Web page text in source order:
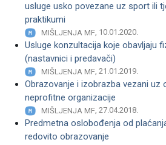
usluge usko povezane uz sport ili
praktikumi
MIŠLJENJA MF, 10.01.2020.
Usluge konzultacija koje obavljaju
(nastavnici i predavači)
MIŠLJENJA MF, 21.01.2019.
Obrazovanje i izobrazba vezani uz
neprofitne organizacije
MIŠLJENJA MF, 27.04.2018.
Predmetna oslobođenja od
redovito obrazovanje